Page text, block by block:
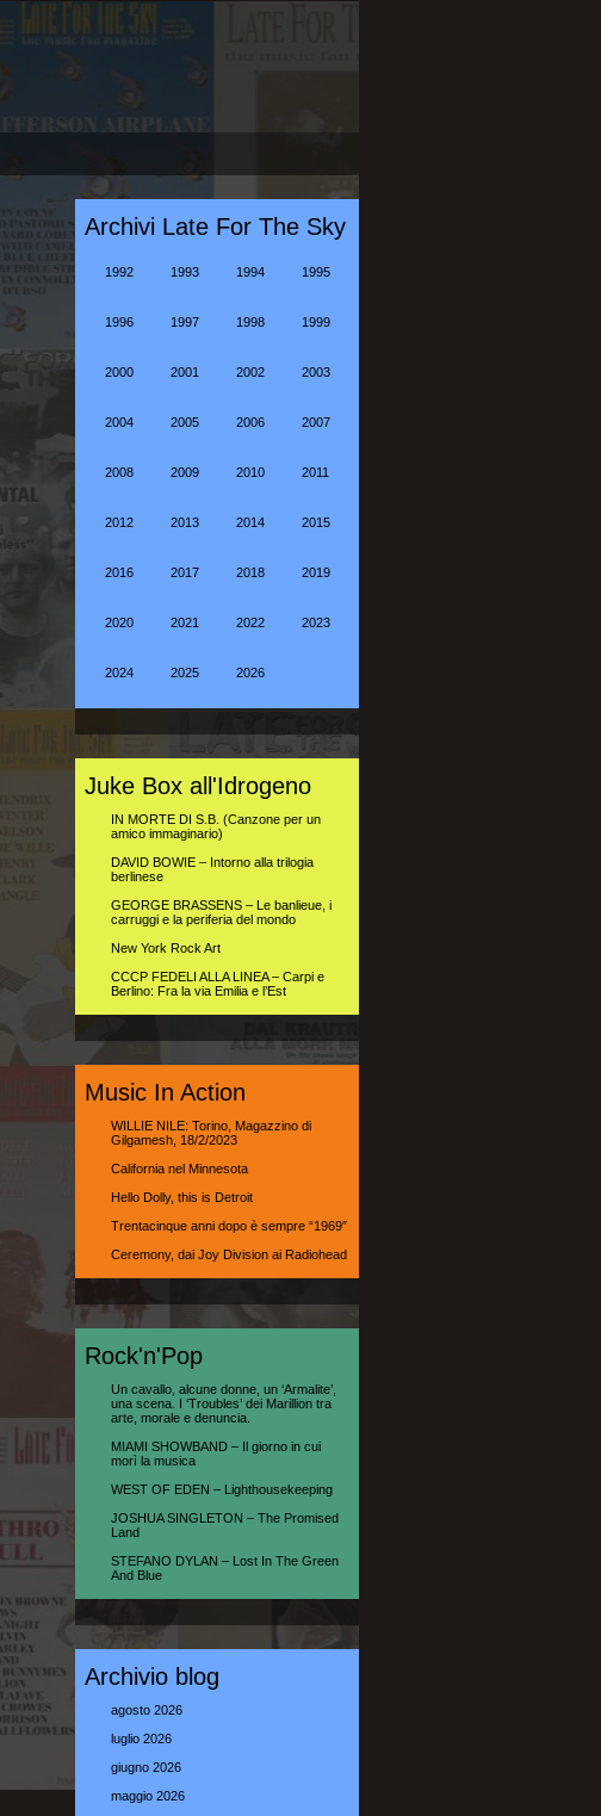
Archivi Late For The Sky
1992 1993 1994 1995
1996 1997 1998 1999
2000 2001 2002 2003
2004 2005 2006 2007
2008 2009 2010 2011
2012 2013 2014 2015
2016 2017 2018 2019
2020 2021 2022 2023
2024 2025 2026
Juke Box all'Idrogeno
IN MORTE DI S.B. (Canzone per un
amico immaginario)
DAVID BOWIE – Intorno alla trilogia
berlinese
GEORGE BRASSENS – Le banlieue, i
carruggi e la periferia del mondo
New York Rock Art
CCCP FEDELI ALLA LINEA – Carpi e
Berlino: Fra la via Emilia e l’Est
Music In Action
WILLIE NILE: Torino, Magazzino di
Gilgamesh, 18/2/2023
California nel Minnesota
Hello Dolly, this is Detroit
Trentacinque anni dopo è sempre “1969″
Ceremony, dai Joy Division ai Radiohead
Rock'n'Pop
Un cavallo, alcune donne, un ‘Armalite’,
una scena. I ‘Troubles’ dei Marillion tra
arte, morale e denuncia.
MIAMI SHOWBAND – Il giorno in cui
morì la musica
WEST OF EDEN – Lighthousekeeping
JOSHUA SINGLETON – The Promised
Land
STEFANO DYLAN – Lost In The Green
And Blue
Archivio blog
agosto 2026
luglio 2026
giugno 2026
maggio 2026